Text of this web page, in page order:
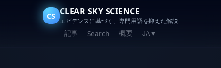
CS CLEAR SKY SCIENCE
エビデンスに基づく、専門用語を抑えた解説
記事 Search 概要 JA▼